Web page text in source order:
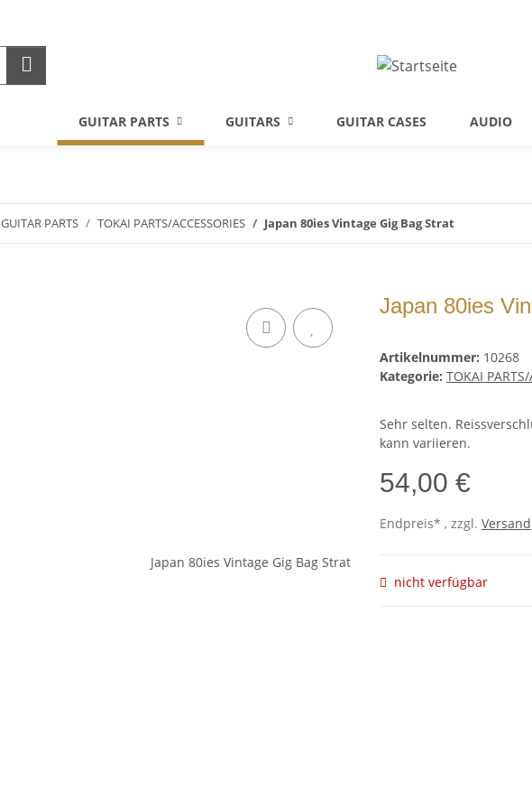
GUITAR PARTS GUITARS GUITAR CASES AUDIO
GUITAR PARTS TOKAI PARTS/ACCESSORIES Japan 80ies Vintage Gig Bag Strat
Japan 80ies
Artikelnummer: 10268
Kategorie: TOKAI PARTS/
Sehr selten.
kann variieren.
54,00 €
Endpreis* , zzgl. Versand
nicht verfügbar